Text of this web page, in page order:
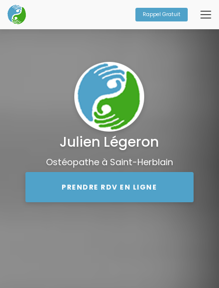
Aller
au
contenu
principal
Rappel Gratuit
Julien Légeron
Ostéopathe à Saint-Herblain
PRENDRE RDV EN LIGNE